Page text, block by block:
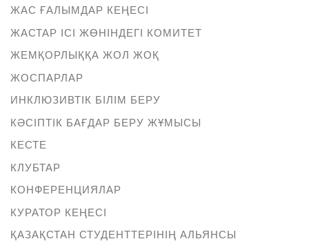
ЖАС ҒАЛЫМДАР КЕҢЕСІ
ЖАСТАР ІСІ ЖӨНІНДЕГІ КОМИТЕТ
ЖЕМҚОРЛЫҚҚА ЖОЛ ЖОҚ
ЖОСПАРЛАР
ИНКЛЮЗИВТІК БІЛІМ БЕРУ
КӘСІПТІК БАҒДАР БЕРУ ЖҰМЫСЫ
КЕСТЕ
КЛУБТАР
КОНФЕРЕНЦИЯЛАР
КУРАТОР КЕҢЕСІ
ҚАЗАҚСТАН СТУДЕНТТЕРІНІҢ АЛЬЯНСЫ